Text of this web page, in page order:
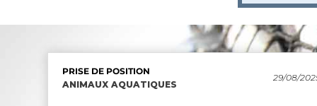
PRISE DE POSITION
ANIMAUX AQUATIQUES
29/08/
PRISE DE POSITION
ANIMAUX AQUATIQUES
22/10/
PRISE DE POSITION
ANIMAUX AQUATIQUES
10/12/
SONDAGE
RÉDUCTION DE MOITIÉ DU NOMBRE D'ANIMAUX